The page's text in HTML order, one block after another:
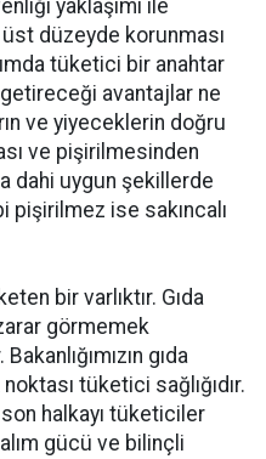
yaklaşımı ile
düzeyde korunması
tüketici bir anahtar
avantajlar ne
ve yiyeceklerin doğru
ve pişirilmesinden
dahi uygun şekillerde
pişirilmez ise sakıncalı
bir varlıktır. Gıda
görmemek
gıda
tüketici sağlığıdır.
halkayı tüketiciler
gücü ve bilinçli